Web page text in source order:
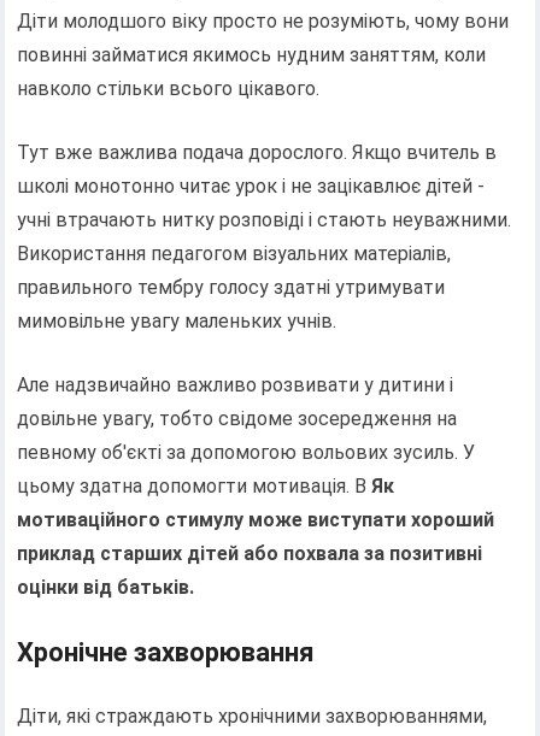
Діти молодшого віку просто не розуміють, чому вони
повинні займатися якимось нудним заняттям, коли
навколо стільки всього цікавого.
Тут вже важлива подача дорослого. Якщо вчитель в
школі монотонно читає урок і не зацікавлює дітей -
учні втрачають нитку розповіді і стають неуважними.
Використання педагогом візуальних матеріалів,
правильного тембру голосу здатні утримувати
мимовільне увагу маленьких учнів.
Але надзвичайно важливо розвивати у дитини і
довільне увагу, тобто свідоме зосередження на
певному об'єкті за допомогою вольових зусиль. У
цьому здатна допомогти мотивація. ВЯк
мотиваційного стимулу може виступати хороший
приклад старших дітей або похвала за позитивні
оцінки від батьків.
Хронічне захворювання
Діти, які страждають хронічними захворюваннями,